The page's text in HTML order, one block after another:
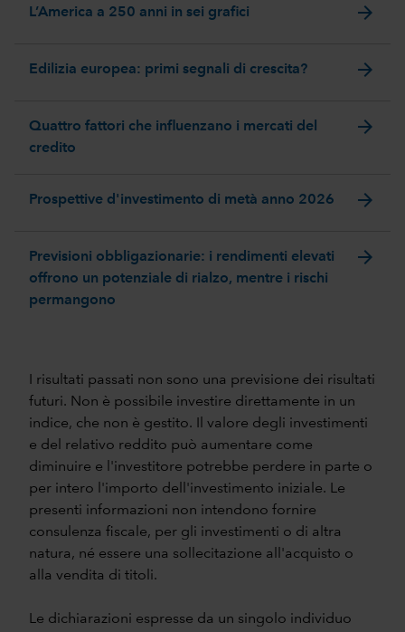
L’America a 250 anni in sei grafici arrow_forward
Edilizia europea: primi segnali di crescita? arrow_forward
Quattro fattori che influenzano i mercati del
credito
arrow_forward
Prospettive d'investimento di metà anno 2026 arrow_forward
Previsioni obbligazionarie: i rendimenti elevati
offrono un potenziale di rialzo, mentre i rischi
permangono
arrow_forward
I risultati passati non sono una previsione dei risultati
futuri. Non è possibile investire direttamente in un
indice, che non è gestito. Il valore degli investimenti
e del relativo reddito può aumentare come
diminuire e l'investitore potrebbe perdere in parte o
per intero l'importo dell'investimento iniziale. Le
presenti informazioni non intendono fornire
consulenza fiscale, per gli investimenti o di altra
natura, né essere una sollecitazione all'acquisto o
alla vendita di titoli.
Le dichiarazioni espresse da un singolo individuo